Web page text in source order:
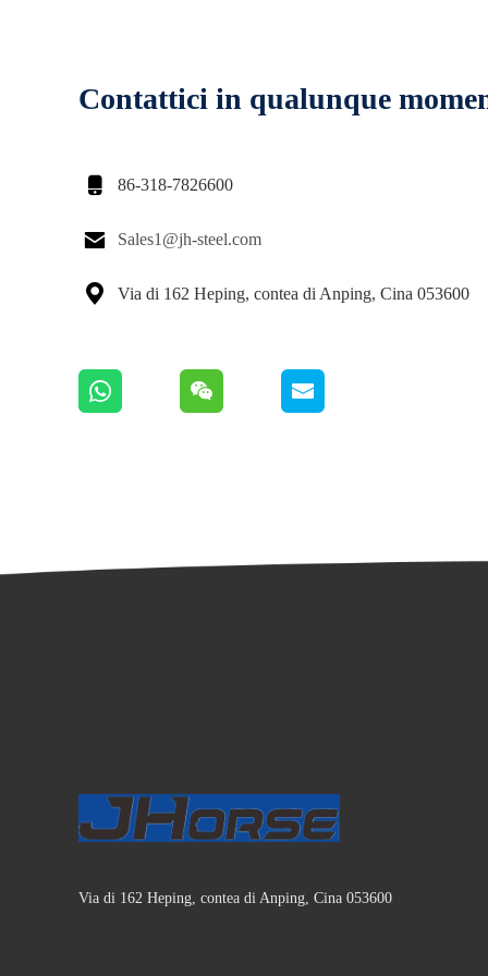
Contattici in qualunque
 86-318-7826600
 Sales1@jh-steel.com
 Via di 162 Heping, contea di Anping, Cina 053600
Via di 162 Heping, contea di Anping, Cina 053600